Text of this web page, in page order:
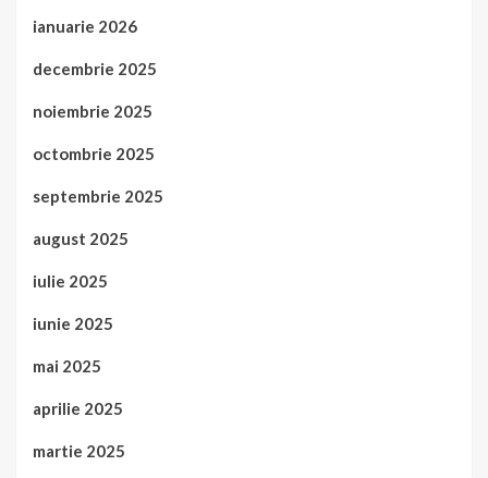
ianuarie 2026
decembrie 2025
noiembrie 2025
octombrie 2025
septembrie 2025
august 2025
iulie 2025
iunie 2025
mai 2025
aprilie 2025
martie 2025